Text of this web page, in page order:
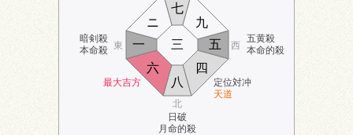
暗剣殺
本命殺
五黄殺
本命的殺
最大吉方
日破
月命的殺
定位対冲
天道
北
東 西
八
九
一
ニ
三
四
五
六
七